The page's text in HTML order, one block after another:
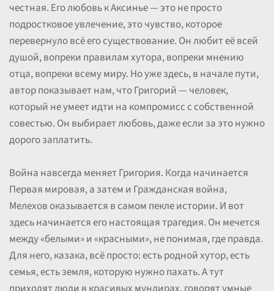
честная. Его любовь к Аксинье — это не просто
подростковое увлечение, это чувство, которое
перевернуло всё его существование. Он любит её всей
душой, вопреки правилам хутора, вопреки мнению
отца, вопреки всему миру. Но уже здесь, в начале пути,
автор показывает нам, что Григорий — человек,
который не умеет идти на компромисс с собственной
совестью. Он выбирает любовь, даже если за это нужно
дорого заплатить.
Война навсегда меняет Григория. Когда начинается
Первая мировая, а затем и Гражданская война,
Мелехов оказывается в самом пекле истории. И вот
здесь начинается его настоящая трагедия. Он мечется
между «белыми» и «красными», не понимая, где правда.
Для него, казака, всё просто: есть родной хутор, есть
семья, есть земля, которую нужно пахать. А тут